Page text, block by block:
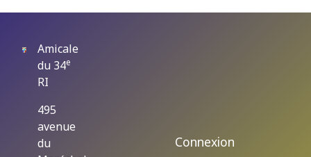
Amicale
du 34e
RI
495
avenue
du
Connexion